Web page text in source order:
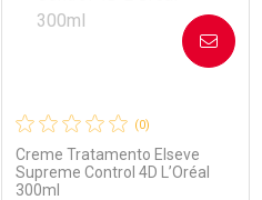
(0)
Creme Tratamento Elseve
Supreme Control 4D L’Oréal
300ml
AVISE-ME